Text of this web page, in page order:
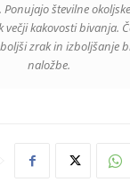
številne
kakovosti bivanja.
zrak in izboljšanje
naložbe.